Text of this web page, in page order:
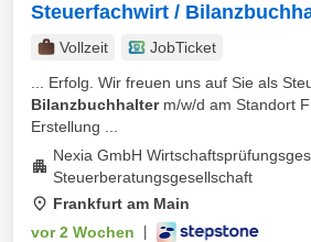
Steuerfachwirt /
Vollzeit
JobTicket
... Erfolg. Wir freuen uns auf Sie als
Bilanzbuchhalterm/w/d am Standort
Erstellung ...
Nexia GmbH
Steuerberatungsgesellschaft
Frankfurt am Main
vor 2 Wochen